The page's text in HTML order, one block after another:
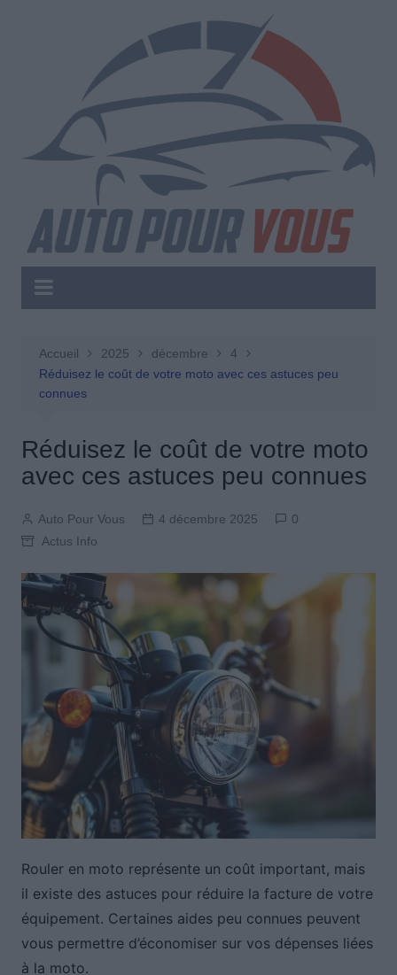
Accueil 2025 décembre
4
Réduisez le coût de votre moto avec ces astuces peu
connues
Réduisez le coût de votre moto
avec ces astuces peu connues
Auto Pour Vous 4 décembre 2025
0
Actus Info
Rouler en moto représente un coût important, mais
il existe des astuces pour réduire la facture de votre
équipement. Certaines aides peu connues peuvent
vous permettre d’économiser sur vos dépenses liées
à la moto.